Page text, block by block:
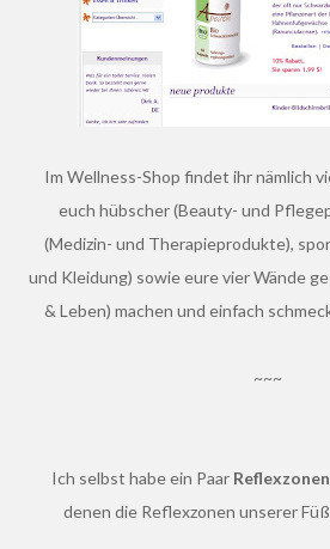
Im Wellness-Shop findet ihr nämlich
euch hübscher (Beauty- und
(Medizin- und Therapieprodukte),
und Kleidung) sowie eure vier Wände
& Leben) machen und einfach
~~~
Ich selbst habe ein Paar
denen die Reflexzonen unserer